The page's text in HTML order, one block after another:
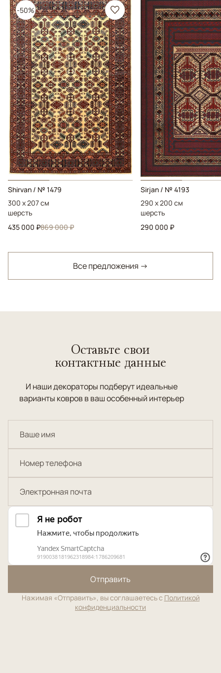
-50%
Shirvan / № 1479
300 x 207 см
шерсть
435 000 ₽869 000 ₽
Sirjan / № 4193
290 x 200 см
шерсть
290 000 ₽
Все предложения →
Оставьте свои
контактные данные
И наши декораторы подберут идеальные
варианты ковров в ваш особенный интерьер
Отправить
Нажимая «Отправить», вы соглашаетесь с Политикой
конфиденциальности